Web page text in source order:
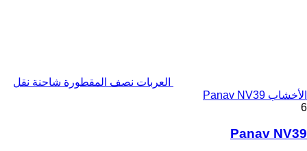
العربات نصف المقطورة شاحنة نقل
الأخشاب Panav NV39
6
Panav NV39